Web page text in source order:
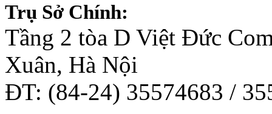
Trụ Sở Chính:
Tầng 2 tòa D Việt Đức
Xuân, Hà Nội
ĐT: (84-24) 35574683 /